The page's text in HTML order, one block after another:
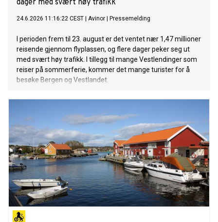
dager med svært høy trafikk
24.6.2026 11:16:22 CEST Avinor Pressemelding
I perioden frem til 23. august er det ventet nær 1,47 millioner
reisende gjennom flyplassen, og flere dager peker seg ut
med svært høy trafikk. I tillegg til mange Vestlendinger som
reiser på sommerferie, kommer det mange turister for å
besøke Bergen og Vestlandet.